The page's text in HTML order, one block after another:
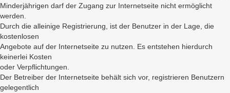
Minderjährigen darf der Zugang zur Internetseite nicht ermöglicht
werden.
Durch die alleinige Registrierung, ist der Benutzer in der Lage, die
kostenlosen
Angebote auf der Internetseite zu nutzen. Es entstehen hierdurch
keinerlei Kosten
oder Verpflichtungen.
Der Betreiber der Internetseite behält sich vor, registrieren Benutzern
gelegentlich